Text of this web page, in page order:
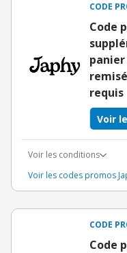
CODE
Code
requis
Voir
Voir les conditions
Voir les codes promos
CODE
Code